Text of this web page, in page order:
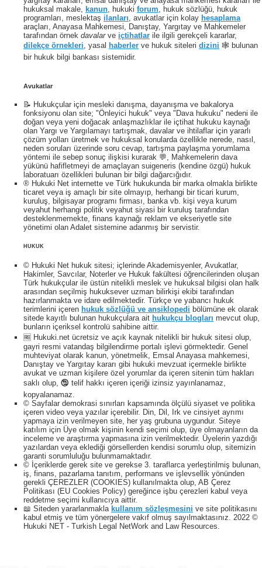
hukuksal makale,
kanun , hukuki forum , hukuk sözlüğü, hukuk
programları, meslektaş ilanları , avukatlar için kolay hesaplama
araçları, Anayasa Mahkemesi, Danıştay, Yargıtay ve Mahkemeler
tarafından örnek davalarve içtihatlar ile ilgili gerekçeli kararlar,
dilekçe örnekleri , yasal haberler ve hukuk siteleri dizini 🕸 bulunan
bir hukuk bilgi bankası sistemidir.
Avukatlar
📝 Hukukçular için mesleki danışma, dayanışma ve bakalorya
fonksiyonu olan site; "Önleyici hukuk" veya "Dava hukuku" nedeni ile
doğan veya yeni doğacak anlaşmazlıklar ile içtihat hukuku kaynağı
olan Yargı ve Yargılamayı tartışmak, davalar ve ihtilaflar için yararlı
çözüm yolları üretmek ve hukuksal konularda özellikle nerede, nasıl,
neden soruları üzerinde soru cevap, tartışma paylaşma yorumlama
yöntemi ile sebep sonuç ilişkisi kurarak 💬, Mahkemelerin dava
yükünü hafifletmeyi de amaçlayan suigeneris (kendine özgü) hukuk
laboratuarı özellikleri bulunan bir bilgi dağarcığıdır.
® Hukuki Net internette ve Türk hukukunda bir marka olmakla birlikte
ticaret veya iş amaçlı bir site olmayıp, herhangi bir ticari kurum,
kuruluş, bilgisayar programı firması, banka vb. kişi veya kurum
veyahut herhangi politik veyahut siyasi bir kuruluş tarafından
desteklenmemekte, finans kaynağı reklam ve ekseriyetle site
yönetimi olan Adalet sistemine adanmış bir servistir.
HUKUK
© Hukuki Net hukuk sitesi; içlerinde Akademisyenler, Avukatlar,
Hakimler, Savcılar, Noterler ve Hukuk fakültesi öğrencilerinden oluşan
Türk hukukçular ile üstün nitelikli meslek ve hukuksal bilgisi olan halk
arasından seçilmiş hukuksever uzman bilirkişi ekibi tarafından
hazırlanmakta ve idare edilmektedir. Türkçe ve yabancı hukuk
terimlerini içeren hukuk sözlüğü ve ansiklopedi bölümüne ek olarak
sitede kayıtlı bulunan hukukçulara ait hukukçu blogları mevcut olup,
bunların içeriksel kontrolü sahibine aittir.
🆓 Hukuki.net ücretsiz ve açık kaynak nitelikli bir hukuk sitesi olup,
gayri resmi vatandaş bilgilendirme portalı işlevi görmektedir. Genel
muhteviyat olarak kanun, yönetmelik, Emsal Anayasa mahkemesi,
Danıştay ve Yargıtay kararı gibi hukuki mevzuat içermekle birlikte
avukat ve uzman kişilere özel yorumlar da içeren sitenin tüm hakları
saklı olup, 🕲 telif hakkı içeren içeriği izinsiz yayınlanamaz,
kopyalanamaz.
© Sayfalar demokrasi sınırları kapsamında ölçülü siyaset ve politika
içeren video veya yazılar içerebilir. Din, Dil, Irk ve cinsiyet ayrımı
yapmaya izin verilmeyen site, her yaş grubuna uygundur. Siteye
katılım için Üye olmak kişinin kendi seçimi olup, üye olmayanların da
inceleme ve araştırma yapmasına izin verilmektedir. Üyelerin yazdığı
yazılardan veya eklediği görsellerden kendisi sorumlu olup, sitemizin
garanti sorumluluğu bulunmamaktadır.
© İçeriklerde gerek site ve gerekse 3. taraflarca yerleştirilmiş bulunan,
iş, finans, pazarlama tanıtım, performans ve işlevsellik yönünden
gerekli ÇEREZLER (COOKIES) kullanılmakta olup, AB Çerez
Politikası (EU Cookies Policy) gereğince işbu çerezleri kabul veya
reddetme seçimi kullanıcıya aittir.
📖 Siteden yararlanmakla kullanım sözleşmesini ve site politikasını
kabul etmiş ve tüm yönergelere vakıf olmuş sayılmaktasınız. 2022 ©
Hukuki NET - Turkish Legal NetWork and Law Resources.